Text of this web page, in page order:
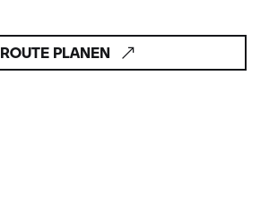
ROUTE PLANEN